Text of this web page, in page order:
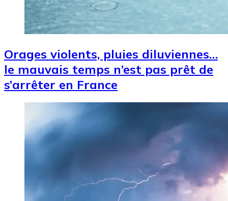
Orages violents, pluies diluviennes…
le mauvais temps n’est pas prêt de
s’arrêter en France